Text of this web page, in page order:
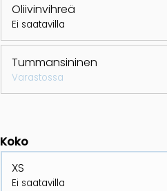
Oliivinvihreä
Ei saatavilla
Tummansininen
Varastossa
Koko
XS
Ei saatavilla